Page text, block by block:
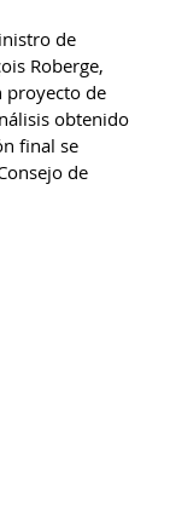
de
Roberge,
proyecto de
obtenido
final se
de